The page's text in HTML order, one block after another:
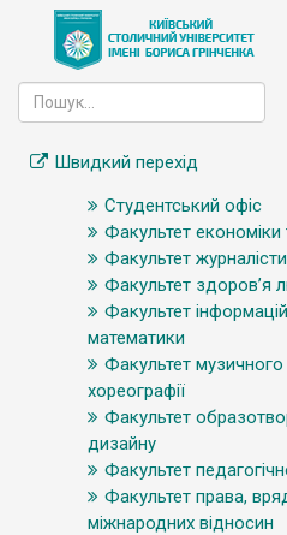
Швидкий перехід
Студентський офіс
Факультет економіки
Факультет
Факультет здоров’я
Факультет
математики
Факультет музичного
хореографії
Факультет
дизайну
Факультет
Факультет права,
міжнародних відносин